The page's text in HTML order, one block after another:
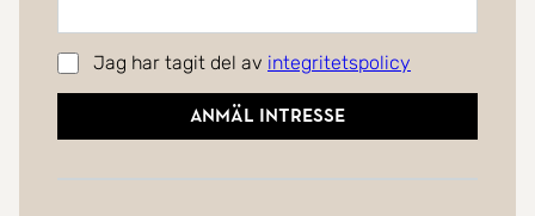
Jag har tagit del av integritetspolicy
Anmäl intresse